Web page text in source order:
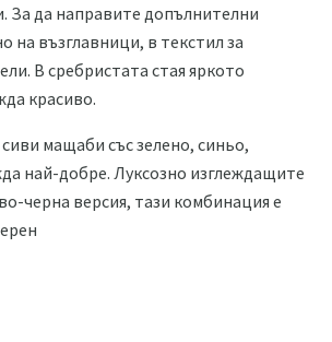
За да направите допълнителни
на възглавници, в текстил за
В сребристата стая яркото
красиво.
мащаби със зелено, синьо,
най-добре. Луксозно изглеждащите
черна версия, тази комбинация е